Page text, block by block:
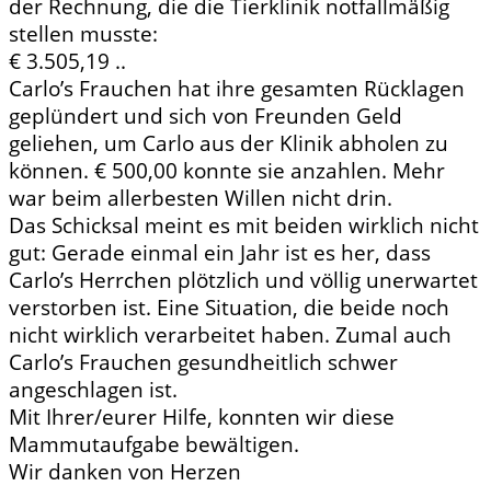
der Rechnung, die die Tierklinik notfallmäßig
stellen musste:
€ 3.505,19 ..
Carlo’s Frauchen hat ihre gesamten Rücklagen
geplündert und sich von Freunden Geld
geliehen, um Carlo aus der Klinik abholen zu
können. € 500,00 konnte sie anzahlen. Mehr
war beim allerbesten Willen nicht drin.
Das Schicksal meint es mit beiden wirklich nicht
gut: Gerade einmal ein Jahr ist es her, dass
Carlo’s Herrchen plötzlich und völlig unerwartet
verstorben ist. Eine Situation, die beide noch
nicht wirklich verarbeitet haben. Zumal auch
Carlo’s Frauchen gesundheitlich schwer
angeschlagen ist.
Mit Ihrer/eurer Hilfe, konnten wir diese
Mammutaufgabe bewältigen.
Wir danken von Herzen